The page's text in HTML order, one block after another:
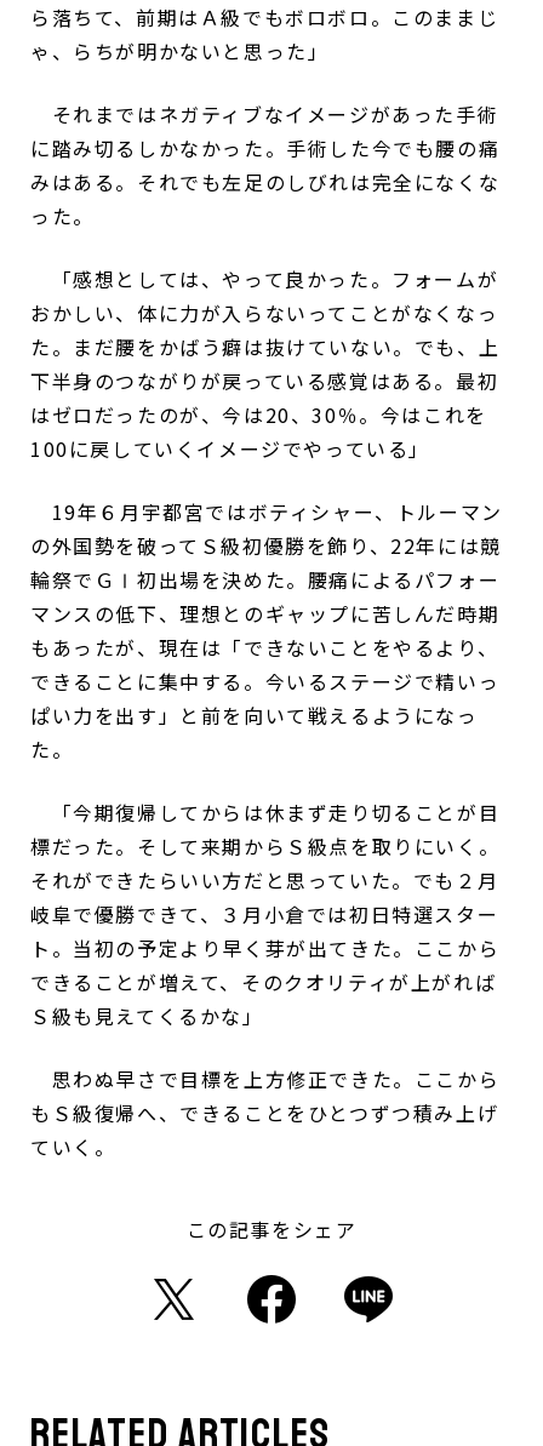
ら落ちて、前期はＡ級でもボロボロ。このままじ
ゃ、らちが明かないと思った」
それまではネガティブなイメージがあった手術
に踏み切るしかなかった。手術した今でも腰の痛
みはある。それでも左足のしびれは完全になくな
った。
「感想としては、やって良かった。フォームが
おかしい、体に力が入らないってことがなくなっ
た。まだ腰をかばう癖は抜けていない。でも、上
下半身のつながりが戻っている感覚はある。最初
はゼロだったのが、今は20、30％。今はこれを
100に戻していくイメージでやっている」
19年６月宇都宮ではボティシャー、トルーマン
の外国勢を破ってＳ級初優勝を飾り、22年には競
輪祭でＧⅠ初出場を決めた。腰痛によるパフォー
マンスの低下、理想とのギャップに苦しんだ時期
もあったが、現在は「できないことをやるより、
できることに集中する。今いるステージで精いっ
ぱい力を出す」と前を向いて戦えるようになっ
た。
「今期復帰してからは休まず走り切ることが目
標だった。そして来期からＳ級点を取りにいく。
それができたらいい方だと思っていた。でも２月
岐阜で優勝できて、３月小倉では初日特選スター
ト。当初の予定より早く芽が出てきた。ここから
できることが増えて、そのクオリティが上がれば
Ｓ級も見えてくるかな」
思わぬ早さで目標を上方修正できた。ここから
もＳ級復帰へ、できることをひとつずつ積み上げ
ていく。
この記事をシェア
related articles